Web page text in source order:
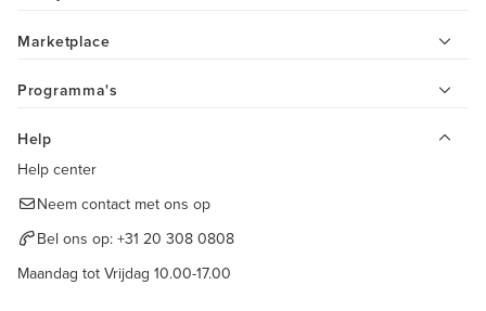
Marketplace
Programma's
Help
Help center
Neem contact met ons op
Bel ons op: +31 20 308 0808
Maandag tot Vrijdag 10.00-17.00